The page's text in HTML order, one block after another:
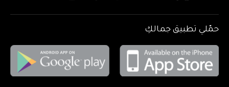
حمّلي تطبيق جمالكِ